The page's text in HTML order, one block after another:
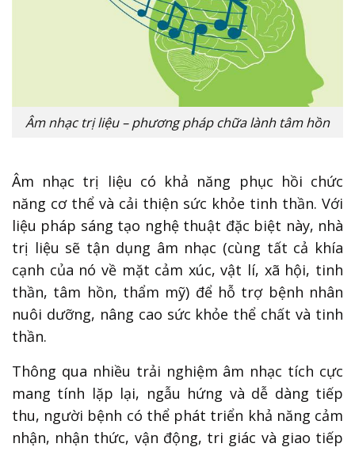
Âm nhạc trị liệu – phương pháp chữa lành tâm hồn
Âm nhạc trị liệu có khả năng phục hồi chức
năng cơ thể và cải thiện sức khỏe tinh thần. Với
liệu pháp sáng tạo nghệ thuật đặc biệt này, nhà
trị liệu sẽ tận dụng âm nhạc (cùng tất cả khía
cạnh của nó về mặt cảm xúc, vật lí, xã hội, tinh
thần, tâm hồn, thẩm mỹ) để hỗ trợ bệnh nhân
nuôi dưỡng, nâng cao sức khỏe thể chất và tinh
thần.
Thông qua nhiều trải nghiệm âm nhạc tích cực
mang tính lặp lại, ngẫu hứng và dễ dàng tiếp
thu, người bệnh có thể phát triển khả năng cảm
nhận, nhận thức, vận động, tri giác và giao tiếp